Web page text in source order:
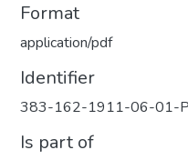
Format
application/pdf
Identifier
383-162-1911-06-01-
Is part of